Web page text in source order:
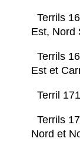
Terrils
Est, Nord
Terrils
Est et
Terril
Terrils
Nord et